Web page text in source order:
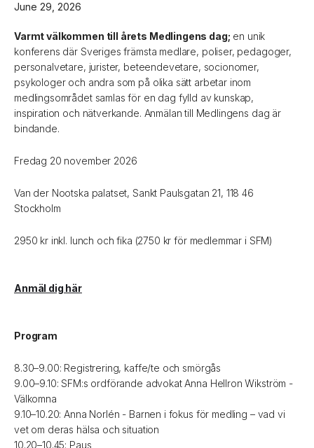
June 29, 2026
Varmt välkommen till årets Medlingens dag; en unik
konferens där Sveriges främsta medlare, poliser, pedagoger,
personalvetare, jurister, beteendevetare, socionomer,
psykologer och andra som på olika sätt arbetar inom
medlingsområdet samlas för en dag fylld av kunskap,
inspiration och nätverkande. Anmälan till Medlingens dag är
bindande.
Fredag 20 november 2026
Van der Nootska palatset, Sankt Paulsgatan 21, 118 46
Stockholm
2950 kr inkl. lunch och fika (2750 kr för medlemmar i SFM)
Anmäl dig här
Program
8.30–9.00: Registrering, kaffe/te och smörgås
9.00–9.10: SFM:s ordförande advokat Anna Hellron Wikström -
Välkomna
9.10–10.20: Anna Norlén - Barnen i fokus för medling – vad vi
vet om deras hälsa och situation
10.20–10.45: Paus